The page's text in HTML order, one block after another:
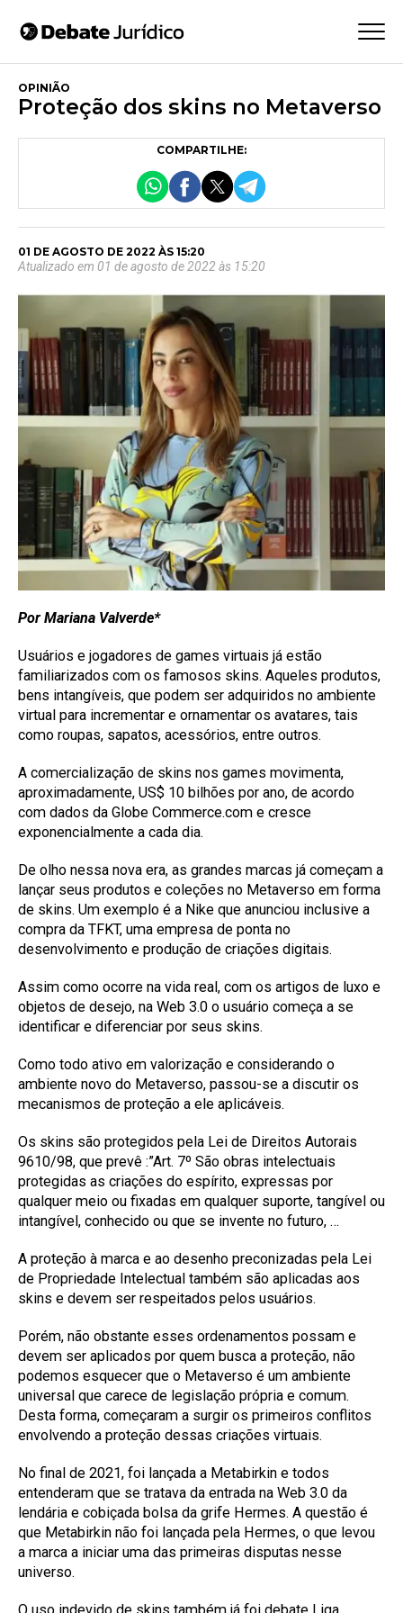
OPINIÃO
Proteção dos skins no Metaverso
COMPARTILHE:
01 DE AGOSTO DE 2022 ÀS 15:20
Atualizado em 01 de agosto de 2022 às 15:20
Por Mariana Valverde*
Usuários e jogadores de games virtuais já estão
familiarizados com os famosos skins. Aqueles produtos,
bens intangíveis, que podem ser adquiridos no ambiente
virtual para incrementar e ornamentar os avatares, tais
como roupas, sapatos, acessórios, entre outros.
A comercialização de skins nos games movimenta,
aproximadamente, US$ 10 bilhões por ano, de acordo
com dados da Globe Commerce.com e cresce
exponencialmente a cada dia.
De olho nessa nova era, as grandes marcas já começam a
lançar seus produtos e coleções no Metaverso em forma
de skins. Um exemplo é a Nike que anunciou inclusive a
compra da TFKT, uma empresa de ponta no
desenvolvimento e produção de criações digitais.
Assim como ocorre na vida real, com os artigos de luxo e
objetos de desejo, na Web 3.0 o usuário começa a se
identificar e diferenciar por seus skins.
Como todo ativo em valorização e considerando o
ambiente novo do Metaverso, passou-se a discutir os
mecanismos de proteção a ele aplicáveis.
Os skins são protegidos pela Lei de Direitos Autorais
9610/98, que prevê :”Art. 7º São obras intelectuais
protegidas as criações do espírito, expressas por
qualquer meio ou fixadas em qualquer suporte, tangível ou
intangível, conhecido ou que se invente no futuro, …
A proteção à marca e ao desenho preconizadas pela Lei
de Propriedade Intelectual também são aplicadas aos
skins e devem ser respeitados pelos usuários.
Porém, não obstante esses ordenamentos possam e
devem ser aplicados por quem busca a proteção, não
podemos esquecer que o Metaverso é um ambiente
universal que carece de legislação própria e comum.
Desta forma, começaram a surgir os primeiros conflitos
envolvendo a proteção dessas criações virtuais.
No final de 2021, foi lançada a Metabirkin e todos
entenderam que se tratava da entrada na Web 3.0 da
lendária e cobiçada bolsa da grife Hermes. A questão é
que Metabirkin não foi lançada pela Hermes, o que levou
a marca a iniciar uma das primeiras disputas nesse
universo.
O uso indevido de skins também já foi debate Liga